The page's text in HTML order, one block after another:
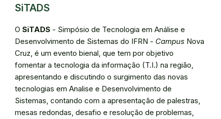
SiTADS
O SiTADS - Simpósio de Tecnologia em Análise e
Desenvolvimento de Sistemas do IFRN - Campus Nova
Cruz, é um evento bienal, que tem por objetivo
fomentar a tecnologia da informação (T.I.) na região,
apresentando e discutindo o surgimento das novas
tecnologias em Analise e Desenvolvimento de
Sistemas, contando com a apresentação de palestras,
mesas redondas, desafio e resolução de problemas,